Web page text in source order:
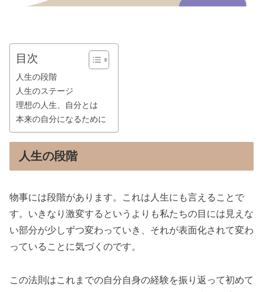
目次
人生の段階
人生のステージ
理想の人生、自分とは
本来の自分になるために
人生の段階
物事には段階があります。これは人生にも言えることで
す。いきなり激変するというよりも私たちの目には見えな
い部分が少しずつ変わっていき、それが表面化されて変わ
っていることに気づくのです。
この法則はこれまでの自分自身の経験を振り返って初めて